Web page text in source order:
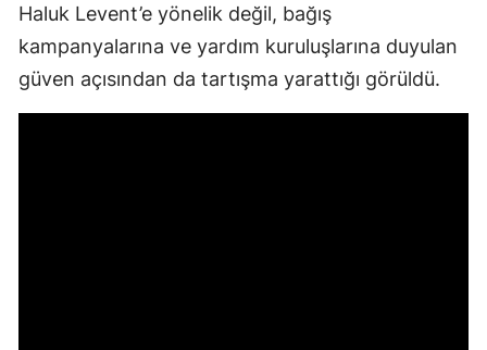
Haluk Levent’e yönelik değil, bağış
kampanyalarına ve yardım kuruluşlarına duyulan
güven açısından da tartışma yarattığı görüldü.